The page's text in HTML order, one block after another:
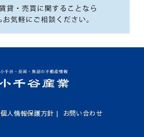
個人情報保護方針 | お問い合わせ